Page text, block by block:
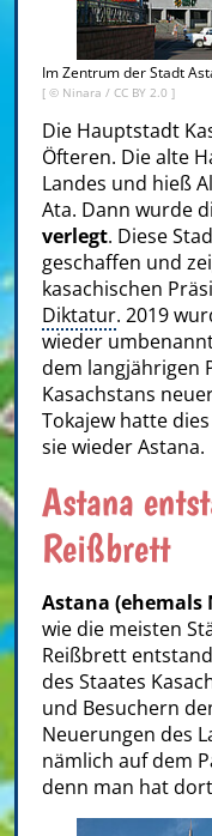
Im Zentrum der Stadt
[ © Ninara / CC BY 2.0 ]
Die Hauptstadt
Öfteren. Die alte
Landes und hieß
Ata. Dann wurde
verlegt. Diese
geschaffen und
kasachischen
Diktatur. 2019
wieder
dem langjährigen
Kasachstans
Tokajew hatte
sie wieder Astana.
Astana
Reißbrett
Astana
wie die meisten
Reißbrett
des Staates
und Besuchern
Neuerungen des
nämlich auf dem
denn man hat